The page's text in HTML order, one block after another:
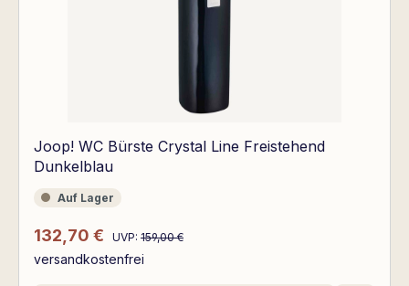
Joop! WC Bürste Crystal Line Freistehend
Dunkelblau
Auf Lager
Auf Lager
Verkaufspreis:
132,70 € Regulärer Preis:
UVP: 159,00 €
versandkostenfrei